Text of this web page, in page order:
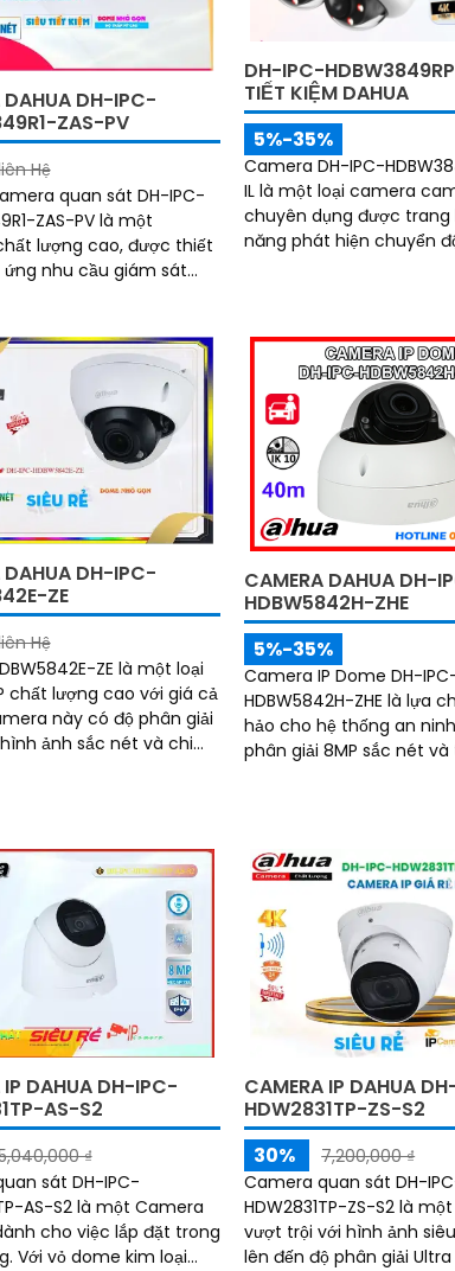
DAHUA DH-IPC-
ZAS-PV
Hệ
quan sát DH-IPC-
ZAS-PV là một
lượng cao, được thiết
ứng nhu cầu giám sát
DH-IPC-
TIẾT KIỆM DAHUA
5%-35%
Camera DH-IPC-
IL là một loại camera
chuyên dụng được trang
năng phát hiện chuyển
nét lên đến 8
DAHUA DH-IPC-
ZE
Hệ
ZE là một loại
chất lượng cao với giá cả
ảnh sắc nét và chi
CAMERA DAHUA DH-
HDBW5842H-ZHE
5%-35%
Camera IP Dome DH-
HDBW5842H-ZHE là lựa
hảo cho hệ thống an
phân giải 8MP sắc nét
phân biệt chuyển động
và phương tiện, hạn chế
sai, đi kèm khe cắm thẻ
lưu trữ lâu dài, hỗ trợ
mức giá phải chăng
IP DAHUA DH-IPC-
AS-S2
₫
sát DH-IPC-
AS-S2 là một Camera
cho việc lắp đặt trong
CAMERA IP DAHUA
HDW2831TP-ZS-S2
30%
7,200,000 ₫
Camera quan sát DH-
HDW2831TP-ZS-S2 là
vượt trội với hình ảnh
lên đến độ phân giải Ultra